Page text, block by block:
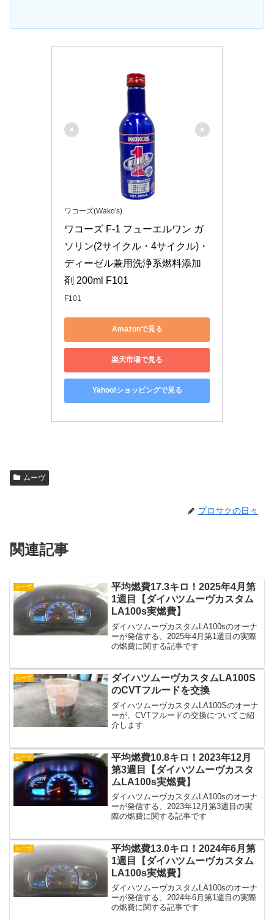
ワコーズ(Wako's)
ワコーズ F-1 フューエルワン ガ
ソリン(2サイクル・4サイクル)・
ディーゼル兼用洗浄系燃料添加
剤 200ml F101
F101
Amazonで見る
楽天市場で見る
Yahoo!ショッピングで見る
ムーヴ
プロサクの日々
関連記事
ムーヴ
平均燃費17.3キロ！2025年4月第
1週目【ダイハツムーヴカスタム
LA100s実燃費】
ダイハツムーヴカスタムLA100sのオーナ
ーが発信する、2025年4月第1週目の実際
の燃費に関する記事です
ムーヴ
ダイハツムーヴカスタムLA100S
のCVTフルードを交換
ダイハツムーヴカスタムLA100Sのオーナ
ーが、CVTフルードの交換についてご紹
介します
ムーヴ
平均燃費10.8キロ！2023年12月
第3週目【ダイハツムーヴカスタ
ムLA100s実燃費】
ダイハツムーヴカスタムLA100sのオーナ
ーが発信する、2023年12月第3週目の実
際の燃費に関する記事です
ムーヴ
平均燃費13.0キロ！2024年6月第
1週目【ダイハツムーヴカスタム
LA100s実燃費】
ダイハツムーヴカスタムLA100sのオーナ
ーが発信する、2024年6月第1週目の実際
の燃費に関する記事です